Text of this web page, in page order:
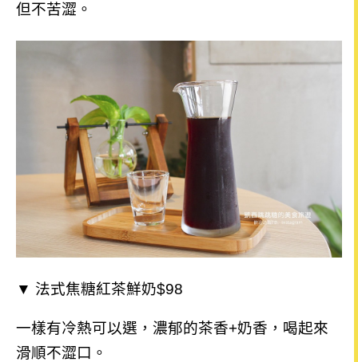
但不苦澀。
▼ 法式焦糖紅茶鮮奶$98
一樣有冷熱可以選，濃郁的茶香+奶香，喝起來
滑順不澀口。